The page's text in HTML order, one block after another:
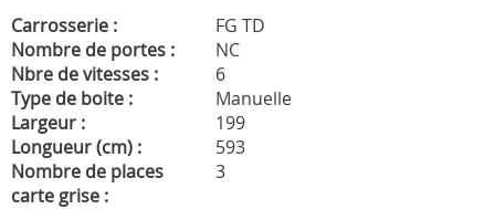
Carrosserie :
FG TD
Nombre de portes :
NC
Nbre de vitesses :
6
Type de boite :
Manuelle
Largeur :
199
Longueur (cm) :
593
Nombre de places
carte grise :
3